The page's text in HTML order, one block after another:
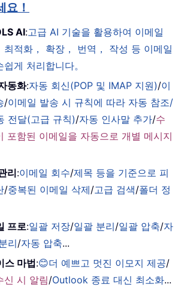
요！
AI:고급 AI 기술을 활용하여 이메일
최적화， 확장， 번역， 작성 등 이메일
게 처리합니다。
동화:자동 회신(POP 및 IMAP 지원)/이
/이메일 발송 시 규칙에 따라 자동 참조/
전달(고급 규칙)/자동 인사말 추가/수
포함된 이메일을 자동으로 개별 메시지
리:이메일 회수/제목 등을 기준으로 피
/중복된 이메일 삭제/고급 검색/폴더 정
프로:일괄 저장/일괄 분리/일괄 압축/자
리/자동 압축...
스 마법:😊더 예쁘고 멋진 이모지 제공/
신 시 알림/Outlook 종료 대신 최소화...